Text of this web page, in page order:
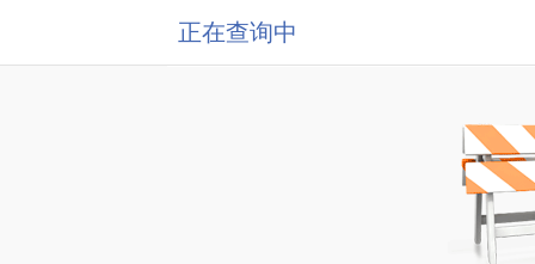
正在查询中